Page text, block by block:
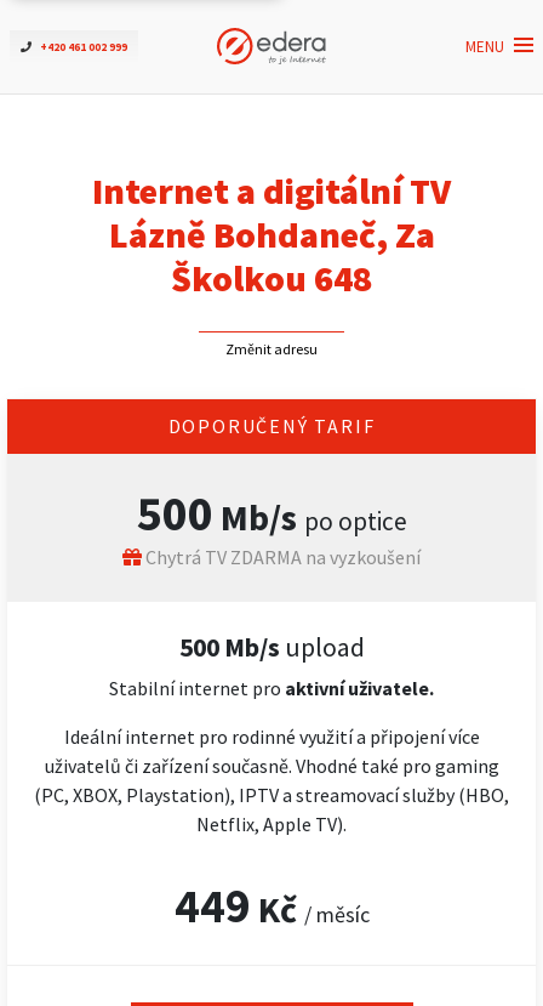
+420 461 002 999 MENU
Ověřit dostupnost
ČEZNET TV
Podpora
Kontakt
Internet a digitální TV
Lázně Bohdaneč, Za
Školkou 648
Změnit adresu
DOPORUČENÝ TARIF
500 Mb/s po optice
Chytrá TV ZDARMA na vyzkoušení
500 Mb/s upload
Stabilní internet pro aktivní uživatele.
Ideální internet pro rodinné využití a připojení více
uživatelů či zařízení současně. Vhodné také pro gaming
(PC, XBOX, Playstation), IPTV a streamovací služby (HBO,
Netflix, Apple TV).
449 Kč / měsíc